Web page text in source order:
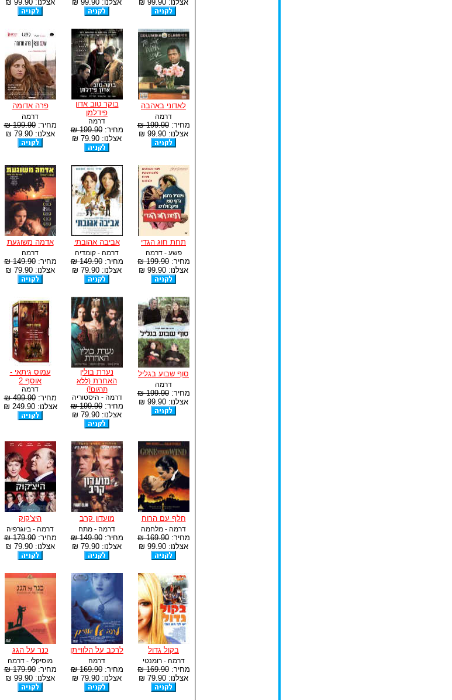
אצלנו: 99.90 ₪
אצלנו: 99.90 ₪
אצלנו: 99.90 ₪
לאדוני באהבה
דרמה
מחיר:199.90 ₪
אצלנו: 99.90 ₪
בוקר טוב אדון
פידלמן
דרמה
מחיר:199.90 ₪
אצלנו: 79.90 ₪
פרה אדומה
דרמה
מחיר:199.90 ₪
אצלנו: 79.90 ₪
תחת חוג הגדי
פשע - דרמה
מחיר:199.90 ₪
אצלנו: 99.90 ₪
אביבה אהובתי
דרמה - קומדיה
מחיר:149.90 ₪
אצלנו: 79.90 ₪
אדמה משוגעת
דרמה
מחיר:149.90 ₪
אצלנו: 79.90 ₪
סוף שבוע בגליל
דרמה
מחיר:199.90 ₪
אצלנו: 99.90 ₪
נערת בולין
האחרת (ללא
תרגום!)
דרמה - היסטוריה
מחיר:199.90 ₪
אצלנו: 79.90 ₪
עמוס גיתאי -
אוסף 2
דרמה
מחיר:499.90 ₪
אצלנו: 249.90 ₪
חלף עם הרוח
דרמה - מלחמה
מחיר:169.90 ₪
אצלנו: 99.90 ₪
מועדון קרב
דרמה - מתח
מחיר:149.90 ₪
אצלנו: 79.90 ₪
היצ'קוק
דרמה - ביוגרפיה
מחיר:179.90 ₪
אצלנו: 79.90 ₪
בקול גדול
דרמה - רומנטי
מחיר:169.90 ₪
אצלנו: 79.90 ₪
לרכב על הלווייתן
דרמה
מחיר:169.90 ₪
אצלנו: 79.90 ₪
כנר על הגג
מוסיקלי - דרמה
מחיר:179.90 ₪
אצלנו: 99.90 ₪